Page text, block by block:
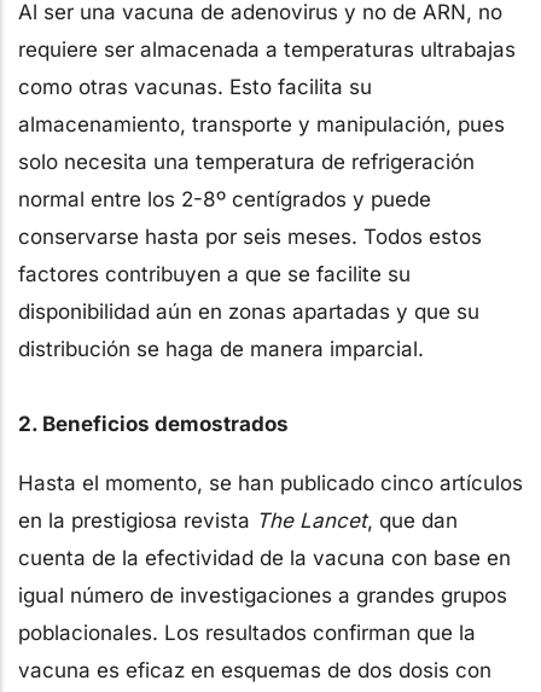
Al ser una vacuna de adenovirus y no de ARN, no
requiere ser almacenada a temperaturas ultrabajas
como otras vacunas. Esto facilita su
almacenamiento, transporte y manipulación, pues
solo necesita una temperatura de refrigeración
normal entre los 2-8º centígrados y puede
conservarse hasta por seis meses. Todos estos
factores contribuyen a que se facilite su
disponibilidad aún en zonas apartadas y que su
distribución se haga de manera imparcial.
2. Beneficios demostrados
Hasta el momento, se han publicado cinco artículos
en la prestigiosa revista The Lancet, que dan
cuenta de la efectividad de la vacuna con base en
igual número de investigaciones a grandes grupos
poblacionales. Los resultados confirman que la
vacuna es eficaz en esquemas de dos dosis con